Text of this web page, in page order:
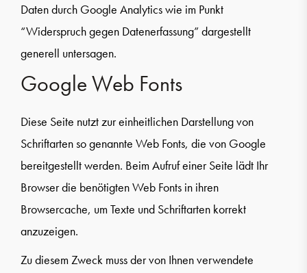
Daten durch Google Analytics wie im Punkt
“Widerspruch gegen Datenerfassung” dargestellt
generell untersagen.
Google Web Fonts
Diese Seite nutzt zur einheitlichen Darstellung von
Schriftarten so genannte Web Fonts, die von Google
bereitgestellt werden. Beim Aufruf einer Seite lädt Ihr
Browser die benötigten Web Fonts in ihren
Browsercache, um Texte und Schriftarten korrekt
anzuzeigen.
Zu diesem Zweck muss der von Ihnen verwendete